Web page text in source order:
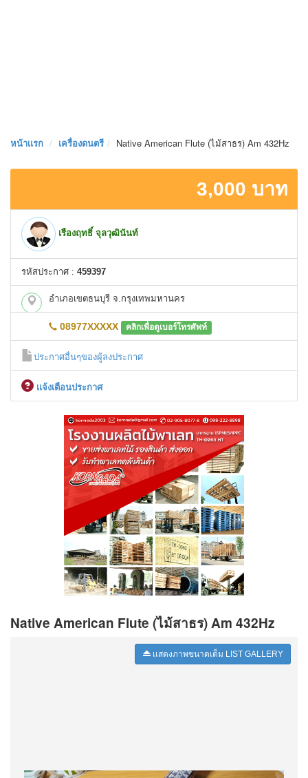
หน้าเเรก เครื่องดนตรี Native American Flute (ไม้สาธร) Am 432Hz
3,000 บาท
เรืองฤทธิ์ จุลวุฒินันท์
รหัสประกาศ : 459397
อำเภอเขตธนบุรี จ.กรุงเทพมหานคร
08977XXXXX คลิกเพื่อดูเบอร์โทรศัพท์
ประกาศอื่นๆของผู้ลงประกาศ
เเจ้งเตือนประกาศ
Native American Flute (ไม้สาธร) Am 432Hz
เเสดงภาพขนาดเต็ม LIST GALLERY